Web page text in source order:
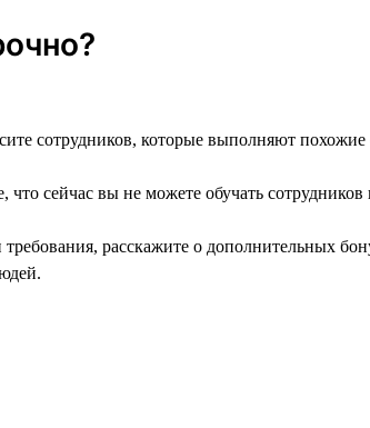
сотрудников, которые выполняют
что сейчас вы не можете обучать
расскажите о дополнительных